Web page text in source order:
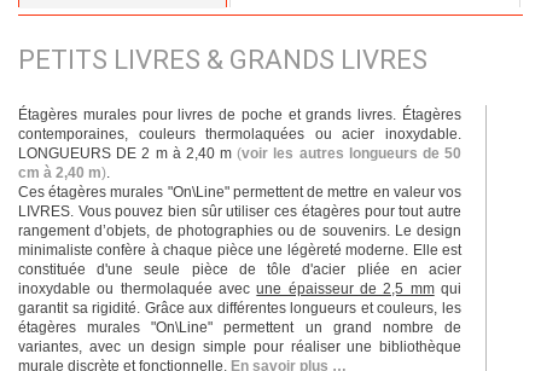
PETITS LIVRES & GRANDS LIVRES
Étagères murales pour livres de poche et grands livres. Étagères
contemporaines, couleurs thermolaquées ou acier inoxydable.
LONGUEURS DE 2 m à 2,40 m(voir les autres longueurs de 50
cm à 2,40 m)
Ces étagères murales "On\Line" permettent de mettre en valeur vos
LIVRES. Vous pouvez bien sûr utiliser ces étagères pour tout autre
rangement d’objets, de photographies ou de souvenirs. Le design
minimaliste confère à chaque pièce une légèreté moderne. Elle est
constituée d'une seule pièce de tôle d'acier pliée en acier
inoxydable ou thermolaquée avecune épaisseur de 2,5 mmqui
garantit sa rigidité. Grâce aux différentes longueurs et couleurs, les
étagères murales "On\Line" permettent un grand nombre de
variantes, avec un design simple pour réaliser une bibliothèque
murale discrète et fonctionnelle. En savoir plus …